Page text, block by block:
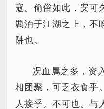
寇。偷俗如此，安可
羁泊于江湖之上，不
阱也。
况血属之多，资
相团聚，可乏衣食乎
人接乎。不可也。与